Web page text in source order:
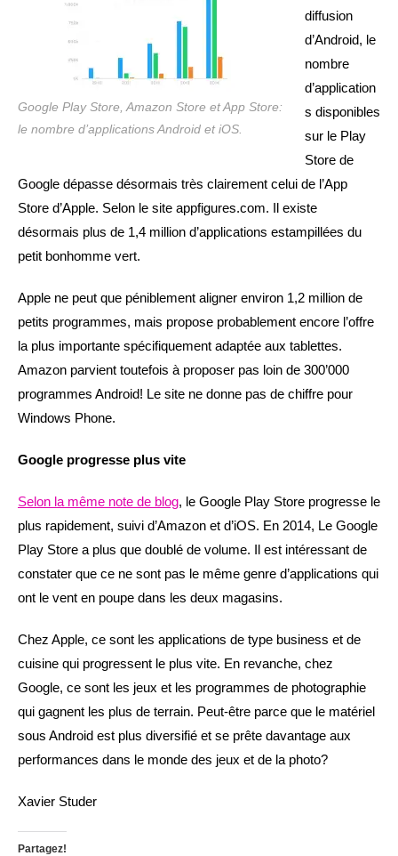
Google Play Store, Amazon Store et App Store:
le nombre d’applications Android et iOS.
diffusion
d’Android, le
nombre
d’application
s disponibles
sur le Play
Store de
Google dépasse désormais très clairement celui de l’App
Store d’Apple. Selon le site appfigures.com. Il existe
désormais plus de 1,4 million d’applications estampillées du
petit bonhomme vert.
Apple ne peut que péniblement aligner environ 1,2 million de
petits programmes, mais propose probablement encore l’offre
la plus importante spécifiquement adaptée aux tablettes.
Amazon parvient toutefois à proposer pas loin de 300’000
programmes Android! Le site ne donne pas de chiffre pour
Windows Phone.
Google progresse plus vite
Selon la même note de blog, le Google Play Store progresse le
plus rapidement, suivi d’Amazon et d’iOS. En 2014, Le Google
Play Store a plus que doublé de volume. Il est intéressant de
constater que ce ne sont pas le même genre d’applications qui
ont le vent en poupe dans les deux magasins.
Chez Apple, ce sont les applications de type business et de
cuisine qui progressent le plus vite. En revanche, chez
Google, ce sont les jeux et les programmes de photographie
qui gagnent les plus de terrain. Peut-être parce que le matériel
sous Android est plus diversifié et se prête davantage aux
performances dans le monde des jeux et de la photo?
Xavier Studer
Partagez!